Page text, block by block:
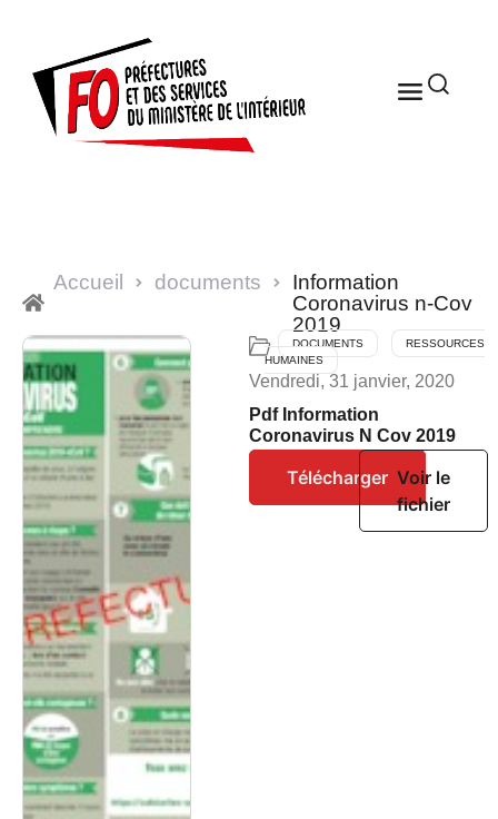
Accueil documents
Information
Coronavirus n-Cov
2019
DOCUMENTS
RESSOURCES
HUMAINES
Vendredi, 31 janvier, 2020
Pdf Information
Coronavirus N Cov 2019
Télécharger Voir le
fichier